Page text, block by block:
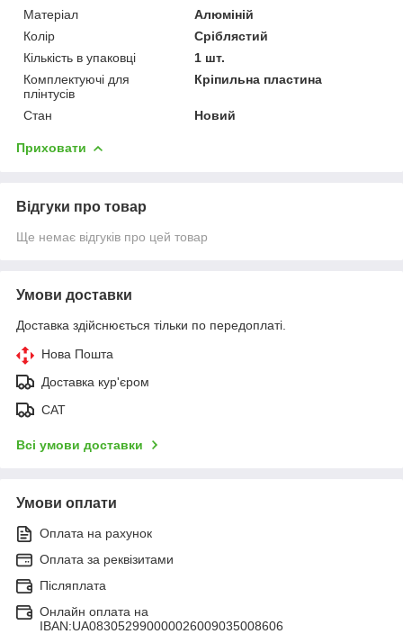
Матеріал
Алюміній
Колір
Сріблястий
Кількість в упаковці
1 шт.
Комплектуючі для
плінтусів
Кріпильна пластина
Стан Новий
Приховати
Відгуки про товар
Ще немає відгуків про цей товар
Умови доставки
Доставка здійснюється тільки по передоплаті.
Нова Пошта
Доставка кур'єром
САТ
Всі умови доставки
Умови оплати
Оплата на рахунок
Оплата за реквізитами
Післяплата
Онлайн оплата на
IBAN:UA083052990000026009035008606